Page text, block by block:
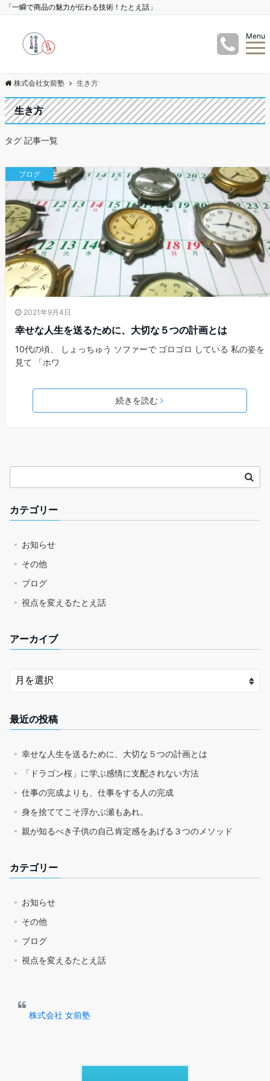
「一瞬で商品の魅力が伝わる技術！たとえ話」
Menu
株式会社女前塾 生き方
生き方
タグ 記事一覧
ブログ
2021年9月4日
幸せな人生を送るために、大切な５つの計画とは
10代の頃、 しょっちゅう ソファーで ゴロゴロ している 私の姿を
見て 「ホワ
続きを読む
カテゴリー
お知らせ
その他
ブログ
視点を変えるたとえ話
アーカイブ
最近の投稿
幸せな人生を送るために、大切な５つの計画とは
「ドラゴン桜」に学ぶ感情に支配されない方法
仕事の完成よりも、仕事をする人の完成
身を捨ててこそ浮かぶ瀬もあれ。
親が知るべき子供の自己肯定感をあげる３つのメソッド
カテゴリー
お知らせ
その他
ブログ
視点を変えるたとえ話
株式会社 女前塾